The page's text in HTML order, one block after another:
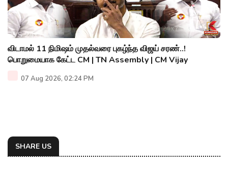
விடாமல் 11 நிமிஷம் முதல்வரை புகழ்ந்த விஜய் சரண்..!
பொறுமையாக கேட்ட CM | TN Assembly | CM Vijay
07 Aug 2026, 02:24 PM
SHARE US